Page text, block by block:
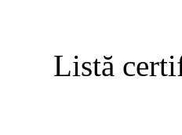
Listă